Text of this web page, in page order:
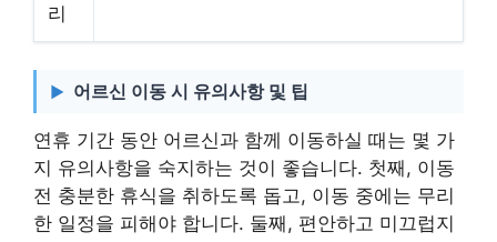
리
어르신 이동 시 유의사항 및 팁
연휴 기간 동안 어르신과 함께 이동하실 때는 몇 가
지 유의사항을 숙지하는 것이 좋습니다. 첫째, 이동
전 충분한 휴식을 취하도록 돕고, 이동 중에는 무리
한 일정을 피해야 합니다. 둘째, 편안하고 미끄럽지